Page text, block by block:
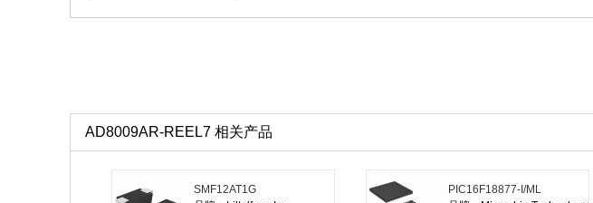
AD8009AR-REEL7 相关产品
SMF12AT1G
PIC16F18877-I/ML